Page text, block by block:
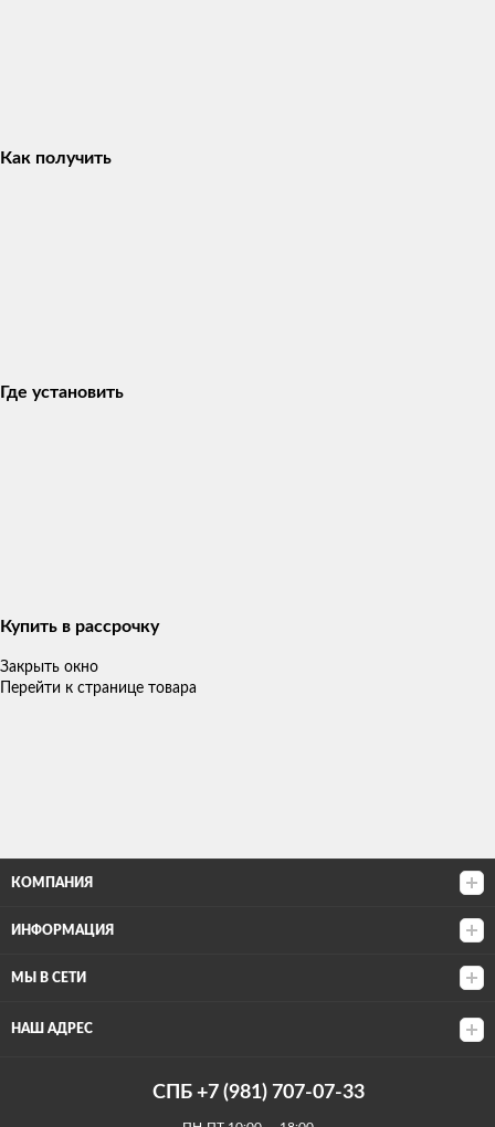
Как получить
Где установить
Купить в рассрочку
Закрыть окно
Перейти к странице товара
КОМПАНИЯ
ИНФОРМАЦИЯ
МЫ В СЕТИ
НАШ АДРЕС
СПБ +7 (981) 707-07-33